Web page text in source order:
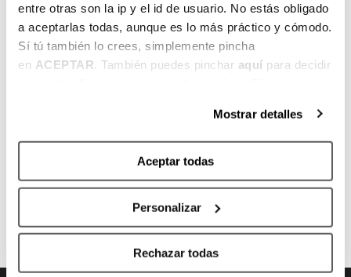
entre otras son la ip y el id de usuario. No estás obligado
a aceptarlas todas, aunque es lo más práctico y cómodo.
Sí tú también lo crees, simplemente pincha
en ACEPTAR . También puedes pinchar aquí para decidir
Mostrar detalles
Aceptar todas
Personalizar
Rechazar todas
Creemos que con Aleix alargamos la
rotación y que su conocimiento de la
competición nos va a ayudar en el trabajo